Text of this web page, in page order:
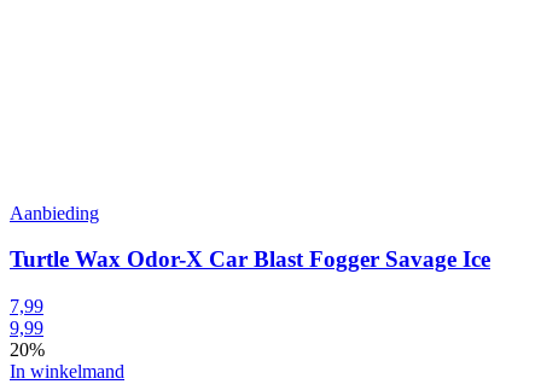
Aanbieding
Turtle Wax Odor-X Car Blast Fogger Savage Ice
7,99
9,99
20%
In winkelmand